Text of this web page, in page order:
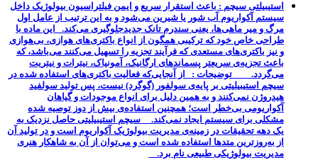
استیبیلتی سیچم : باعث استقرار سریع و ایمن فیلتراسیون بیولوژیک داخل
سیستم آکواریوم آب شور یا شیرین می‌شود و به این ترتیب از عامل اول
مرگ و میر ماهی‌ها، یعنی سندرم تانک جدیدجلوگیری می‌کند. این ماده با
طراحی خاص خود که ترکیبی همگون از انواع باکتری‌های هوازی، بی‌هوازی
و نیز باکتری‌های مستعدی که فرآیند تجزیه‌ را تسهیل می‌کنند می‌باشد، که
باعث تجزیه‌ی سریعتر پسماندهای ارگانیک، آمونیاک، نیترات و نیتریت
می‌گردد. توضیحات : از آنجایی‌که فعالیت باکتری‌های استفاده شده در
سیچم استیبیلیتی بر پایه‌ی سولفور (گوگرد) نیست، پس تولید سولفید
هیدروژن نمی‌کنند و به همین دلیل برای انواع موجودات و گیاهان
آکواریومی بی‌خطر است؛ همچنین استفاده‌ی بیش از دوز توصیه شده
مشکلی برای سیستم ایجاد نمی‌کند. سیچم استیبیلیتی حاصل نزدیک به
یک دهه تحقیقات در زمینه‌ی مدیریت بیولوژیک آکواریوم است و در تولید آن
از به‌روزترین متدها استفاده شده است و می‌توان از آن به شاهکار هنری
مدیریت بیولوژیکی طبیعی نام برد.